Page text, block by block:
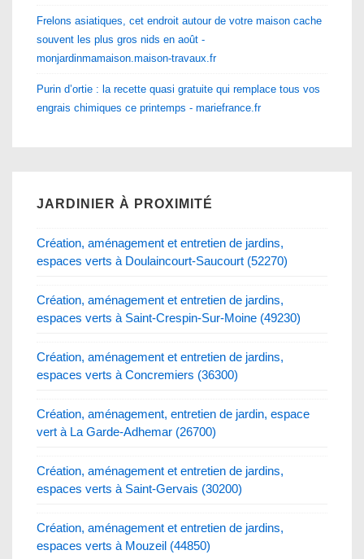
Frelons asiatiques, cet endroit autour de votre maison cache
souvent les plus gros nids en août -
monjardinmamaison.maison-travaux.fr
Purin d’ortie : la recette quasi gratuite qui remplace tous vos
engrais chimiques ce printemps - mariefrance.fr
JARDINIER À PROXIMITÉ
Création, aménagement et entretien de jardins,
espaces verts à Doulaincourt-Saucourt (52270)
Création, aménagement et entretien de jardins,
espaces verts à Saint-Crespin-Sur-Moine (49230)
Création, aménagement et entretien de jardins,
espaces verts à Concremiers (36300)
Création, aménagement, entretien de jardin, espace
vert à La Garde-Adhemar (26700)
Création, aménagement et entretien de jardins,
espaces verts à Saint-Gervais (30200)
Création, aménagement et entretien de jardins,
espaces verts à Mouzeil (44850)